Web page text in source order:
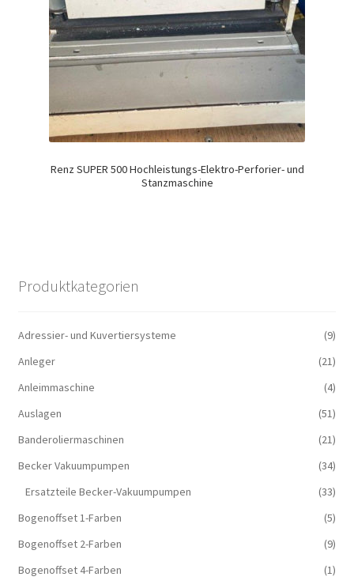
Renz SUPER 500 Hochleistungs-Elektro-Perforier- und
Stanzmaschine
Produktkategorien
Adressier- und Kuvertiersysteme
(9)
Anleger
(21)
Anleimmaschine
(4)
Auslagen
(51)
Banderoliermaschinen
(21)
Becker Vakuumpumpen
(34)
Ersatzteile Becker-Vakuumpumpen
(33)
Bogenoffset 1-Farben
(5)
Bogenoffset 2-Farben
(9)
Bogenoffset 4-Farben
(1)